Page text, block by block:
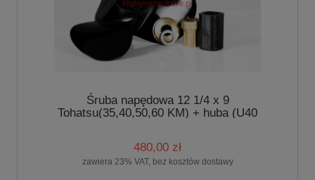
Śruba napędowa 12 1/4 x 9
Tohatsu(35,40,50,60 KM) + huba (U40
480,00 zł
zawiera 23% VAT, bez kosztów dostawy